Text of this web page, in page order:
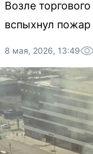
Возле
вспыхнул пожар
8 мая, 2026, 13:49